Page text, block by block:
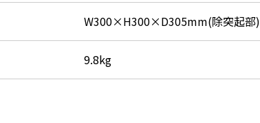
W300×H300×D305mm(除突起部)
9.8kg